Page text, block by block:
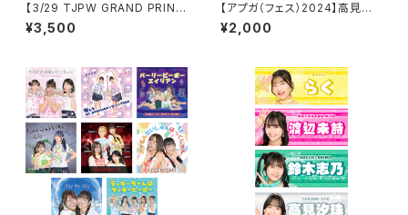
【3/29 TJPW GRAND PRINC
ESS '26】 未詩ロゴチャップ
¥3,500
【アプガ（フェス）2024】高見汐
珠ネームネックストラップ
¥2,000